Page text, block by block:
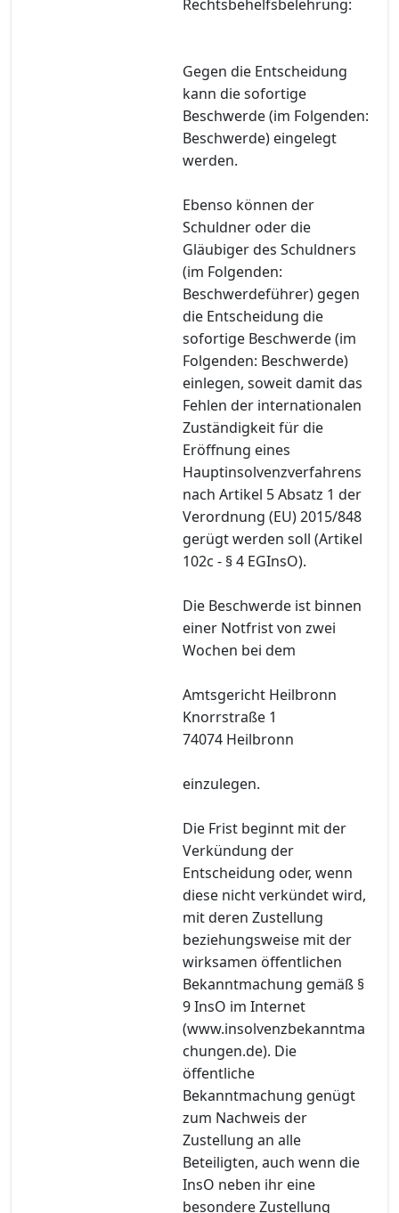
Rechtsbehelfsbelehrung:
Gegen die Entscheidung
kann die sofortige
Beschwerde (im Folgenden:
Beschwerde) eingelegt
werden.
Ebenso können der
Schuldner oder die
Gläubiger des Schuldners
(im Folgenden:
Beschwerdeführer) gegen
die Entscheidung die
sofortige Beschwerde (im
Folgenden: Beschwerde)
einlegen, soweit damit das
Fehlen der internationalen
Zuständigkeit für die
Eröffnung eines
Hauptinsolvenzverfahrens
nach Artikel 5 Absatz 1 der
Verordnung (EU) 2015/848
gerügt werden soll (Artikel
102c - § 4 EGInsO).
Die Beschwerde ist binnen
einer Notfrist von zwei
Wochen bei dem
Amtsgericht Heilbronn
Knorrstraße 1
74074 Heilbronn
einzulegen.
Die Frist beginnt mit der
Verkündung der
Entscheidung oder, wenn
diese nicht verkündet wird,
mit deren Zustellung
beziehungsweise mit der
wirksamen öffentlichen
Bekanntmachung gemäß §
9 InsO im Internet
(www.insolvenzbekanntma
chungen.de). Die
öffentliche
Bekanntmachung genügt
zum Nachweis der
Zustellung an alle
Beteiligten, auch wenn die
InsO neben ihr eine
besondere Zustellung